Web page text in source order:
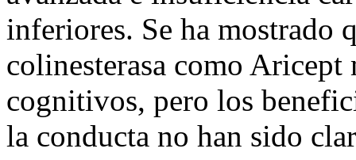
inferiores. Se ha mostrado
colinesterasa como Aricept
cognitivos, pero los
la conducta no han sido